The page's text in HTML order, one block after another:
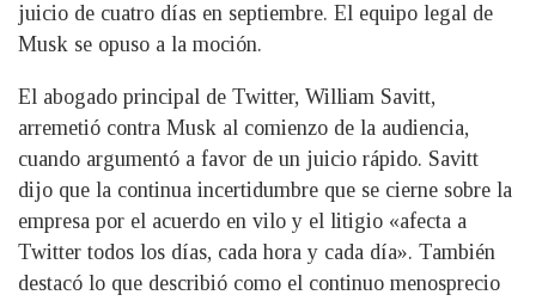
juicio de cuatro días en septiembre. El equipo legal de
Musk se opuso a la moción.
El abogado principal de Twitter, William Savitt,
arremetió contra Musk al comienzo de la audiencia,
cuando argumentó a favor de un juicio rápido. Savitt
dijo que la continua incertidumbre que se cierne sobre la
empresa por el acuerdo en vilo y el litigio «afecta a
Twitter todos los días, cada hora y cada día». También
destacó lo que describió como el continuo menosprecio